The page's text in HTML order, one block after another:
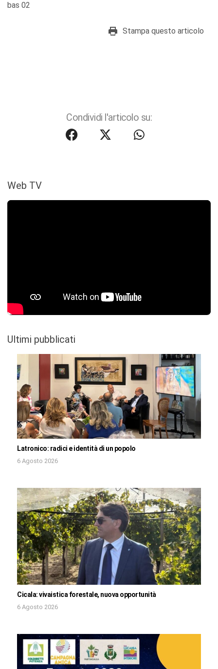
bas 02
Stampa questo articolo
Condividi l'articolo su:
Web TV
Ultimi pubblicati
Latronico: radici e identità di un popolo
6 Agosto 2026
Cicala: vivaistica forestale, nuova opportunità
6 Agosto 2026